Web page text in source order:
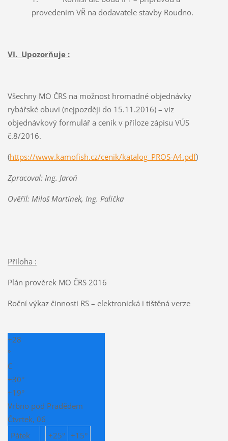
provedením VŘ na dodavatele stavby Roudno.
VI. Upozorňuje :
Všechny MO ČRS na možnost hromadné objednávky
rybářské obuvi (nejpozději do 15.11.2016) – viz
objednávkový formulář a ceník v příloze zápisu VÚS
č.8/2016.
(https://www.kamofish.cz/cenik/katalog_PROS-A4.pdf)
Zpracoval: Ing. Jaroň
Ověřil: Miloš Martínek, Ing. Palička
Příloha :
Plán prověrek MO ČRS 2016
Roční výkaz činnosti RS – elektronická i tištěná verze
+28
°
C
+30°
+19°
Vrbno pod Pradědem
Čtvrtek, 06
Pátek
+25° +15°